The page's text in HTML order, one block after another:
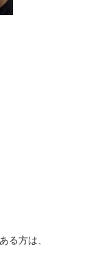
る方は、